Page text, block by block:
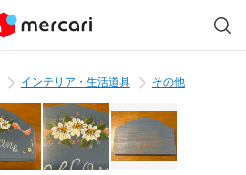
インテリア・生活道具 その他